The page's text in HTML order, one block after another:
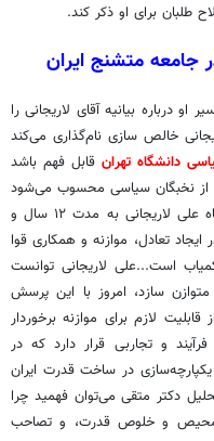
طلبان برای او ذکر کند.
جامعه متشنج ایران
درباره بیانیه آقای لاریجانی را
خالص سازی نام‌گذاری می‌کند
دانشگاه تهرانقابل فهم باشد
از نخبگان سیاسی محسوب می‌شود
که برای خود نقش ساختاری قائل است؛ جایگاه علی لاریجانی به مدت ۱۲ سال و
تعادل، موازنه و همکاری قوا
است...علی لاریجانی توانست
سازد، امروز با این پرسش
لازم برای موازنه برخوردار
و تجاربی قرار دارد که در
در ساخت قدرت ایران
دکتر متقی می‌توان فهمید چرا
تمحیص و خلوص قدرت، و تصاحب